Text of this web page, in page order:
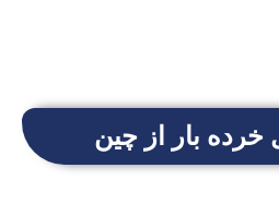
بار از چین